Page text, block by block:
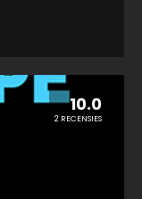
10.0
2 RECENSIES